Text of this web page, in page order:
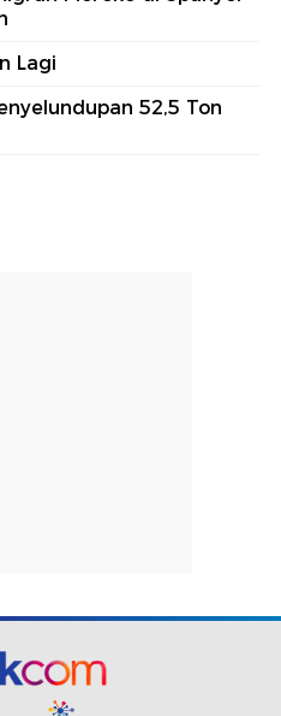
Lagi
52,5 Ton